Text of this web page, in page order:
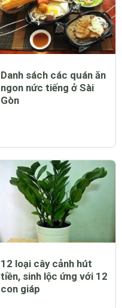
Danh sách các quán ăn
ngon nức tiếng ở Sài
Gòn
12 loại cây cảnh hút
tiền, sinh lộc ứng với 12
con giáp